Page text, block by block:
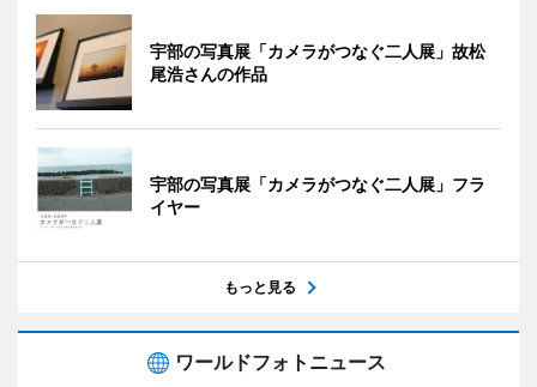
宇部の写真展「カメラがつなぐ二人展」故松
尾浩さんの作品
宇部の写真展「カメラがつなぐ二人展」フラ
イヤー
もっと見る
ワールドフォトニュース